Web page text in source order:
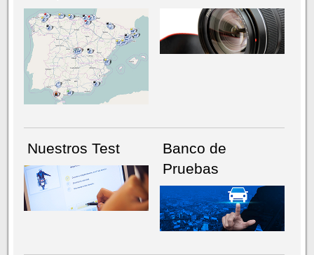
NÚMERO ACTUALHEMEROTECA
Nuestros Test
Banco de
Pruebas